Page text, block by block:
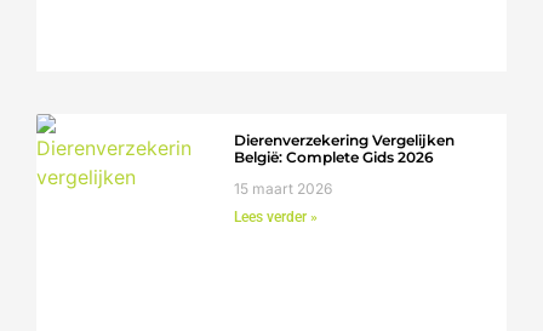
Dierenverzekering Vergelijken
België: Complete Gids 2026
15 maart 2026
Lees verder »